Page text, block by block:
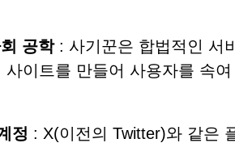
공학: 사기꾼은 합법적인 서
이트를 만들어 사용자를 속
정 : X(이전의 Twitter)와 같은